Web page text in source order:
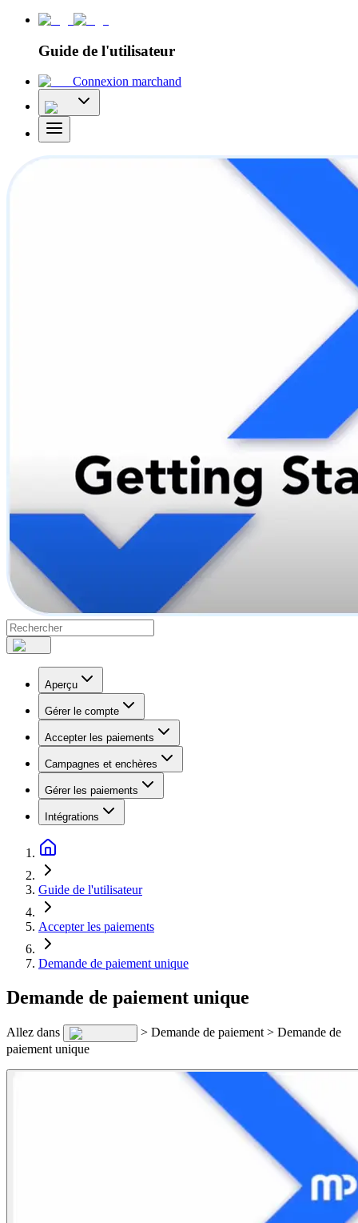
Guide de l'utilisateur
Connexion marchand
Aperçu
Gérer le compte
Accepter les paiements
Campagnes et enchères
Gérer les paiements
Intégrations
Guide de l'utilisateur
Accepter les paiements
Demande de paiement unique
Demande de paiement unique
Allez dans
> Demande de paiement > Demande de
paiement unique